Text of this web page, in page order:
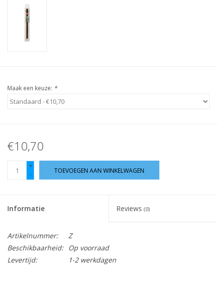
Cadeaubonnen
Guy's blog
Maak een keuze: *
€10,70
+
-
TOEVOEGEN AAN WINKELWAGEN
Informatie Reviews (0)
Artikelnummer:
Z
Beschikbaarheid:
Op voorraad
Levertijd:
1-2 werkdagen